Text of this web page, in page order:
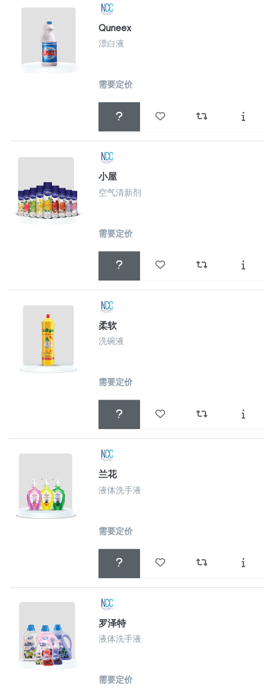
Quneex
漂白液
需要定价
小屋
空气清新剂
需要定价
柔软
洗碗液
需要定价
兰花
液体洗手液
需要定价
罗泽特
液体洗手液
需要定价